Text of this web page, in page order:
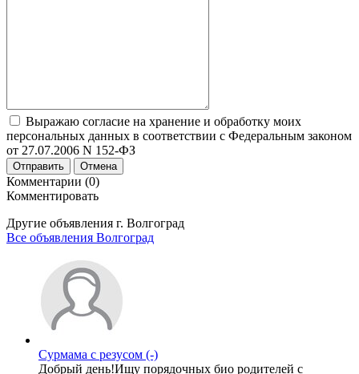
Выражаю согласие на хранение и обработку моих
персональных данных в соответствии с Федеральным законом
от 27.07.2006 N 152-ФЗ
Отправить Отмена
Комментарии (0)
Комментировать
Другие объявления г. Волгоград
Все объявления Волгоград
Сурмама с резусом (-)
Добрый день!Ищу порядочных био родителей с